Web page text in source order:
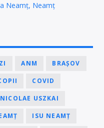
Neamț, Neamț
ANM BRAȘOV
COVID
USZKAI
ISU NEAMȚ